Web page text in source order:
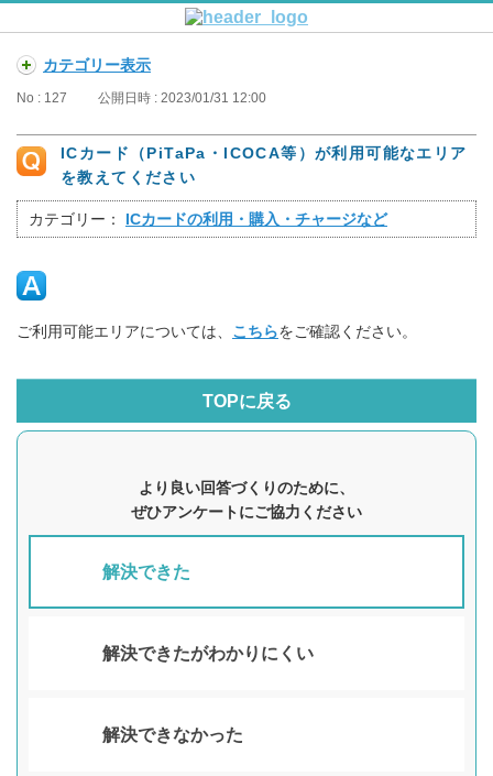
カテゴリー表示
No : 127 公開日時 : 2023/01/31 12:00
ICカード（PiTaPa・ICOCA等）が利用可能なエリア
を教えてください
カテゴリー： ICカードの利用・購入・チャージなど
ご利用可能エリアについては、 こちらをご確認ください。
TOPに戻る
より良い回答づくりのために、
ぜひアンケートにご協力ください
解決できた
解決できたがわかりにくい
解決できなかった